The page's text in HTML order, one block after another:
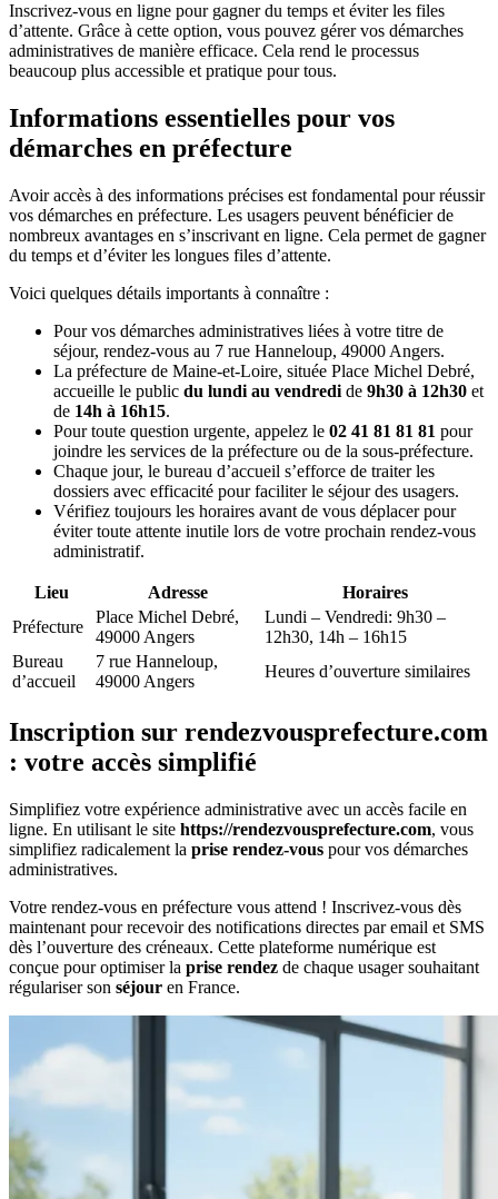
Inscrivez-vous en ligne pour gagner du temps et éviter les files
d’attente. Grâce à cette option, vous pouvez gérer vos démarches
administratives de manière efficace. Cela rend le processus
beaucoup plus accessible et pratique pour tous.
Informations essentielles pour vos
démarches en préfecture
Avoir accès à des informations précises est fondamental pour réussir
vos démarches en préfecture. Les usagers peuvent bénéficier de
nombreux avantages en s’inscrivant en ligne. Cela permet de gagner
du temps et d’éviter les longues files d’attente.
Voici quelques détails importants à connaître :
Pour vos démarches administratives liées à votre titre de
séjour, rendez-vous au 7 rue Hanneloup, 49000 Angers.
La préfecture de Maine-et-Loire, située Place Michel Debré,
accueille le public du lundi au vendredi de 9h30 à 12h30 et
de 14h à 16h15.
Pour toute question urgente, appelez le 02 41 81 81 81 pour
joindre les services de la préfecture ou de la sous-préfecture.
Chaque jour, le bureau d’accueil s’efforce de traiter les
dossiers avec efficacité pour faciliter le séjour des usagers.
Vérifiez toujours les horaires avant de vous déplacer pour
éviter toute attente inutile lors de votre prochain rendez-vous
administratif.
Lieu Adresse
Horaires
Préfecture
Place Michel Debré,
49000 Angers
Lundi – Vendredi: 9h30 –
12h30, 14h – 16h15
Bureau
d’accueil
7 rue Hanneloup,
49000 Angers
Heures d’ouverture similaires
Inscription sur rendezvousprefecture.com
: votre accès simplifié
Simplifiez votre expérience administrative avec un accès facile en
ligne. En utilisant le site https://rendezvousprefecture.com, vous
simplifiez radicalement la prise rendez-vous pour vos démarches
administratives.
Votre rendez-vous en préfecture vous attend ! Inscrivez-vous dès
maintenant pour recevoir des notifications directes par email et SMS
dès l’ouverture des créneaux. Cette plateforme numérique est
conçue pour optimiser la prise rendez de chaque usager souhaitant
régulariser son séjour en France.